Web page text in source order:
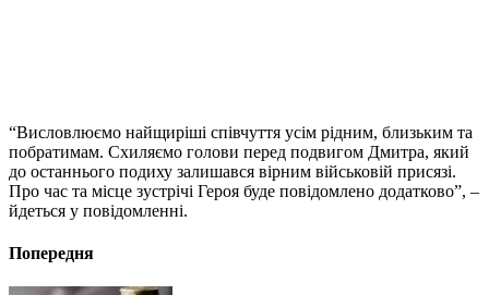
“Висловлюємо найщиріші співчуття усім рідним, близьким та
побратимам. Схиляємо голови перед подвигом Дмитра, який
до останнього подиху залишався вірним військовій присязі.
Про час та місце зустрічі Героя буде повідомлено додатково”, –
йдеться у повідомленні.
Попередня